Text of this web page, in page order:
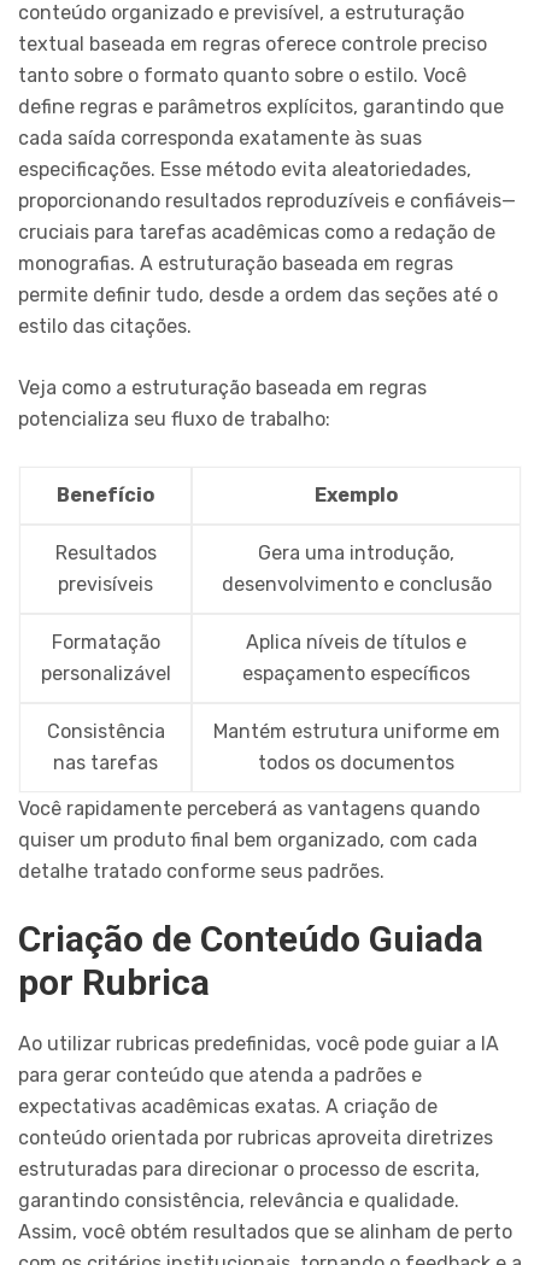
conteúdo organizado e previsível, a estruturação
textual baseada em regras oferece controle preciso
tanto sobre o formato quanto sobre o estilo. Você
define regras e parâmetros explícitos, garantindo que
cada saída corresponda exatamente às suas
especificações. Esse método evita aleatoriedades,
proporcionando resultados reproduzíveis e confiáveis—
cruciais para tarefas acadêmicas como a redação de
monografias. A estruturação baseada em regras
permite definir tudo, desde a ordem das seções até o
estilo das citações.
Veja como a estruturação baseada em regras
potencializa seu fluxo de trabalho:
Benefício Exemplo
Resultados
previsíveis
Gera uma introdução,
desenvolvimento e conclusão
Formatação
personalizável
Aplica níveis de títulos e
espaçamento específicos
Consistência
nas tarefas
Mantém estrutura uniforme em
todos os documentos
Você rapidamente perceberá as vantagens quando
quiser um produto final bem organizado, com cada
detalhe tratado conforme seus padrões.
Criação de Conteúdo Guiada
por Rubrica
Ao utilizar rubricas predefinidas, você pode guiar a IA
para gerar conteúdo que atenda a padrões e
expectativas acadêmicas exatas. A criação de
conteúdo orientada por rubricas aproveita diretrizes
estruturadas para direcionar o processo de escrita,
garantindo consistência, relevância e qualidade.
Assim, você obtém resultados que se alinham de perto